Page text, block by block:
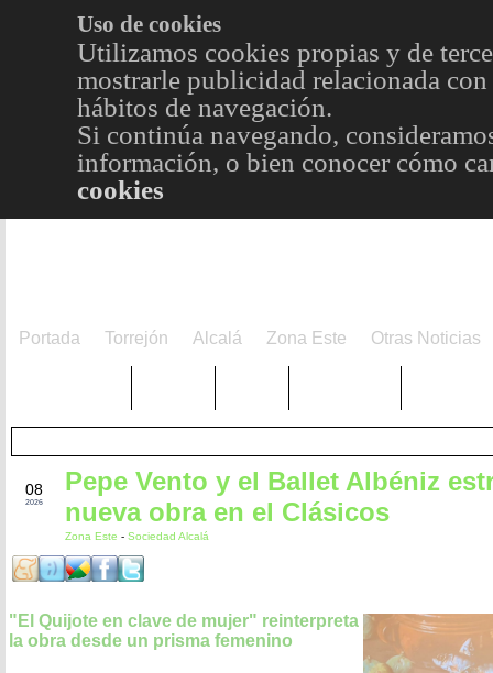
Uso de cookies
Utilizamos cookies propias y de
mostrarle publicidad relacionada
hábitos de navegación.
Si continúa navegando,
información, o bien conocer cómo
cookies
Portada Torrejón Alcalá Zona Este Otras Noticias
08
2026
Pepe Vento y el Ballet Albéniz
nueva obra en el Clásicos
Zona Este - Sociedad Alcalá
"El Quijote en clave de mujer" reinterpreta
la obra desde un prisma femenino